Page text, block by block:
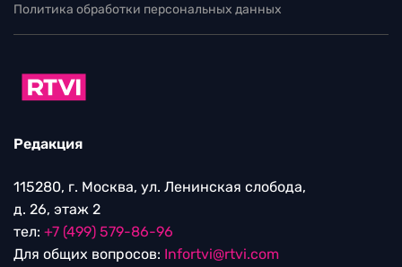
Политика обработки персональных данных
Редакция
115280, г. Москва, ул. Ленинская слобода,
д. 26, этаж 2
тел: +7 (499) 579-86-96
Для общих вопросов: Infortvi@rtvi.com